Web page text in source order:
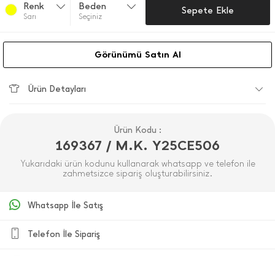
Renk
Sarı
Beden
Seçiniz
Sepete Ekle
Görünümü Satın Al
Ürün Detayları
Ürün Kodu :
169367 / M.K. Y25CE506
Yukarıdaki ürün kodunu kullanarak whatsapp ve telefon ile
zahmetsizce sipariş oluşturabilirsiniz.
Whatsapp İle Satış
Telefon İle Sipariş